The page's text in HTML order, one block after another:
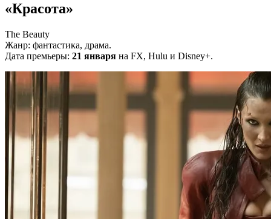
«Красота»
The Beauty
Жанр: фантастика, драма.
Дата премьеры: 21 января на FX, Hulu и Disney+.